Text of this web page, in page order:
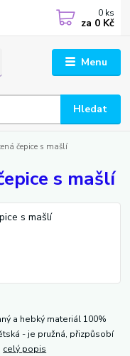
Menu
Hledat
0 ks
za 0 Kč
čepice s mašlí
s mašlí
a hebký materiál 100%
- je pružná, přizpůsobí
celý popis